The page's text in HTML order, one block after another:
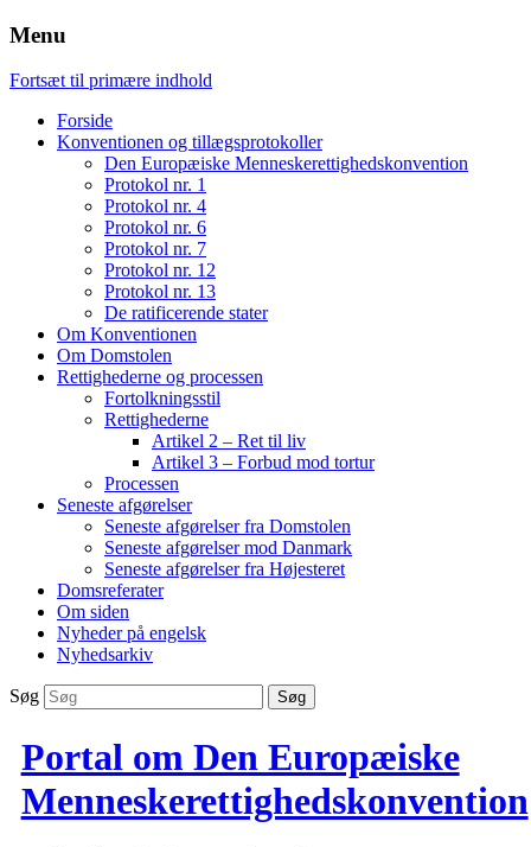
Menu
Fortsæt til primære indhold
Forside
Konventionen og tillægsprotokoller
Den Europæiske Menneskerettighedskonvention
Protokol nr. 1
Protokol nr. 4
Protokol nr. 6
Protokol nr. 7
Protokol nr. 12
Protokol nr. 13
De ratificerende stater
Om Konventionen
Om Domstolen
Rettighederne og processen
Fortolkningsstil
Rettighederne
Artikel 2 – Ret til liv
Artikel 3 – Forbud mod tortur
Processen
Seneste afgørelser
Seneste afgørelser fra Domstolen
Seneste afgørelser mod Danmark
Seneste afgørelser fra Højesteret
Domsreferater
Om siden
Nyheder på engelsk
Nyhedsarkiv
Søg
Portal om Den Europæiske
Menneskerettighedskonvention